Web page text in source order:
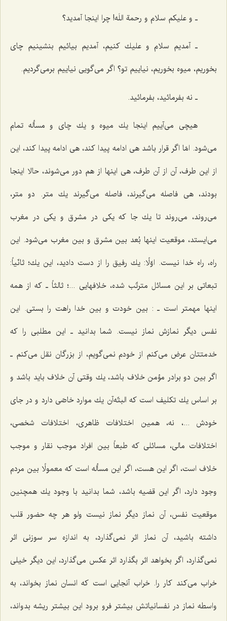
ـ و علیكم سلام و رحمة اللَه! چرا اینجا آمدید؟
ـ آمدیم سلام و علیك كنیم، آمدیم بیائیم بنشینیم چای
بخوریم، میوه بخوریم، نیاییم تو؟ اگر می‌گویی نیاییم برمی‌گردیم.
ـ نه بفرمائید، بفرمائید.
هیچی می‌آییم اینجا یك میوه و یك چای و مسأله تمام
می‌شود. امّا اگر قرار باشد هی ادامه پیدا كند، هی ادامه پیدا كند، این
از این طرف، آن از آن طرف، هی اینها از هم دور می‌شوند، حالا اینجا
بودند، هی فاصله می‌گیرند، فاصله می‌گیرند یك متر. دو متر،
می‌روند، می‌روند تا یك جا كه یكی در مشرق و یكی در مغرب
می‌ایستد، موقعیت اینها بُعد بین مشرق و بین مغرب می‌شود. این
راه، راه خدا نیست. اوّلًا: یك رفیق را از دست دادید، این یك؛ ثانّیاً:
تبعاتی بر این مسائل مترتّب شده، خلافهایی ...؛ ثالثاً ـ كه از همه
اینها مهمتر است ـ : بین خودت و بین خدا راهت را بستی. این
نفس دیگر نمازش نماز نیست. شما بدانید ـ این مطلبی را كه
خدمتتان عرض می‌كنم از خودم نمی‌گویم، از بزرگان نقل می‌كنم ـ
اگر بین دو برادر مؤمن خلاف باشد، یك وقتی آن خلاف باید باشد و
بر اساس یك تكلیف است كه البتّه‌آن یك موارد خاصّی دارد و در جای
خودش ...، نه، همین اختلافات ظاهری، اختلافات شخصی،
اختلافات مالی، مسائلی كه طبعاً بین افراد موجب نقار و موجب
خلاف است، اگر این هست، اگر این مسأله است كه معمولًا بین مردم
وجود دارد، اگر این قضیه باشد، شما بدانید با وجود یك همچنین
موقعیت نفس، آن نماز دیگر نماز نیست ولو هر چه حضور قلب
داشته باشید، آن نماز اثر نمی‌گذارد، به اندازه سر سوزنی اثر
نمی‌گذارد، اگر بخواهد اثر بگذارد اثر عكس می‌گذارد، این دیگر خیلی
خراب می‌كند كار را. خراب آنجایی است كه انسان نماز بخواند، به
واسطه نماز در نفسانیاتش بیشتر فرو برود این بیشتر ریشه بدواند،